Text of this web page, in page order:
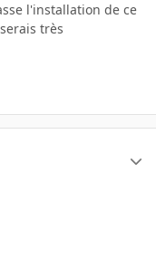
l'installation de ce
très